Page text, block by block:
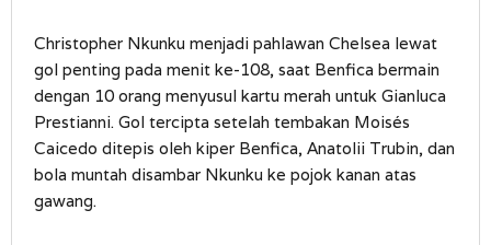
Christopher Nkunku menjadi pahlawan Chelsea lewat
gol penting pada menit ke-108, saat Benfica bermain
dengan 10 orang menyusul kartu merah untuk Gianluca
Prestianni. Gol tercipta setelah tembakan Moisés
Caicedo ditepis oleh kiper Benfica, Anatolii Trubin, dan
bola muntah disambar Nkunku ke pojok kanan atas
gawang.